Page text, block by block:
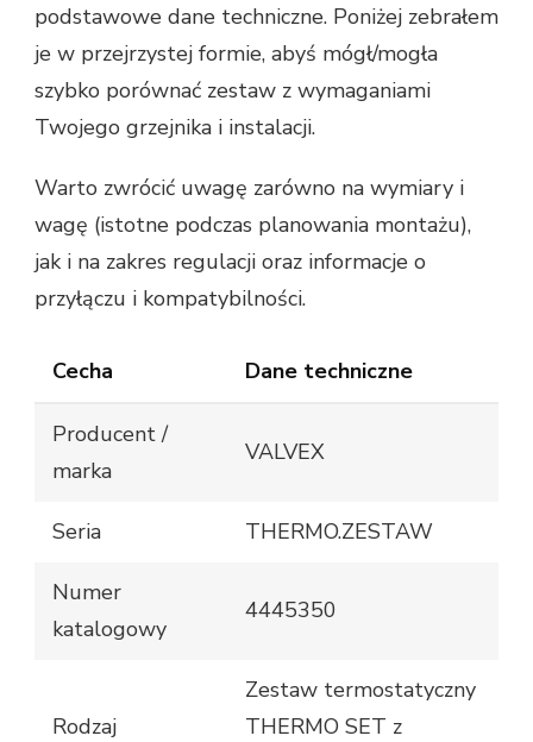
podstawowe dane techniczne. Poniżej zebrałem
je w przejrzystej formie, abyś mógł/mogła
szybko porównać zestaw z wymaganiami
Twojego grzejnika i instalacji.
Warto zwrócić uwagę zarówno na wymiary i
wagę (istotne podczas planowania montażu),
jak i na zakres regulacji oraz informacje o
przyłączu i kompatybilności.
Cecha Dane techniczne
Producent /
marka
VALVEX
Seria THERMO.ZESTAW
Numer
katalogowy
4445350
Rodzaj
Zestaw termostatyczny
THERMO SET z